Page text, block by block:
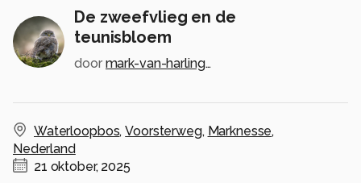
De zweefvlieg en de
teunisbloem
door mark-van-harlingen
Waterloopbos,Voorsterweg, Marknesse,
Nederland
21 oktober, 2025